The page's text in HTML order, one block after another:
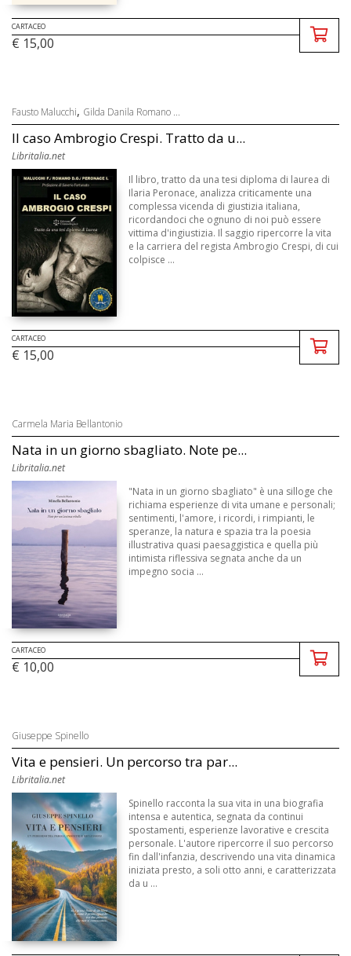
CARTACEO
€ 15,00
Fausto Malucchi, Gilda Danila Romano ...
Il caso Ambrogio Crespi. Tratto da u...
Libritalia.net
Il libro, tratto da una tesi diploma di laurea di
Ilaria Peronace, analizza criticamente una
complessa vicenda di giustizia italiana,
ricordandoci che ognuno di noi può essere
vittima d'ingiustizia. Il saggio ripercorre la vita
e la carriera del regista Ambrogio Crespi, di cui
colpisce ...
CARTACEO
€ 15,00
Carmela Maria Bellantonio
Nata in un giorno sbagliato. Note pe...
Libritalia.net
"Nata in un giorno sbagliato" è una silloge che
richiama esperienze di vita umane e personali;
sentimenti, l'amore, i ricordi, i rimpianti, le
speranze, la natura e spazia tra la poesia
illustrativa quasi paesaggistica e quella più
intimista riflessiva segnata anche da un
impegno socia ...
CARTACEO
€ 10,00
Giuseppe Spinello
Vita e pensieri. Un percorso tra par...
Libritalia.net
Spinello racconta la sua vita in una biografia
intensa e autentica, segnata da continui
spostamenti, esperienze lavorative e crescita
personale. L'autore ripercorre il suo percorso
fin dall'infanzia, descrivendo una vita dinamica
iniziata presto, a soli otto anni, e caratterizzata
da u ...